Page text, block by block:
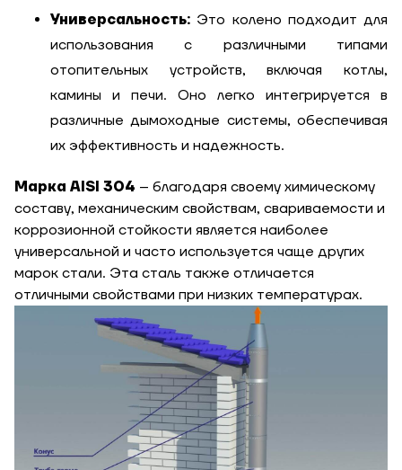
Универсальность: Это колено подходит для
использования с различными типами
отопительных устройств, включая котлы,
камины и печи. Оно легко интегрируется в
различные дымоходные системы, обеспечивая
их эффективность и надежность.
Марка AISI 304 – благодаря своему химическому
составу, механическим свойствам, свариваемости и
коррозионной стойкости является наиболее
универсальной и часто используется чаще других
марок стали. Эта сталь также отличается
отличными свойствами при низких температурах.